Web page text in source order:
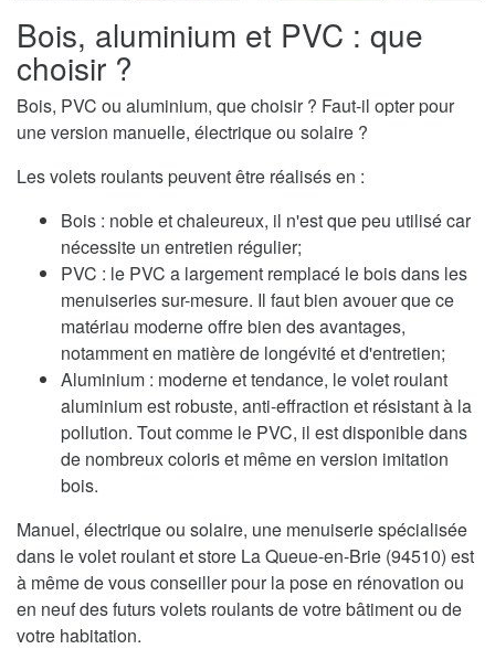
Bois, aluminium et PVC : que
choisir ?
Bois, PVC ou aluminium, que choisir ? Faut-il opter pour
une version manuelle, électrique ou solaire ?
Les volets roulants peuvent être réalisés en :
Bois : noble et chaleureux, il n'est que peu utilisé car
nécessite un entretien régulier;
PVC : le PVC a largement remplacé le bois dans les
menuiseries sur-mesure. Il faut bien avouer que ce
matériau moderne offre bien des avantages,
notamment en matière de longévité et d'entretien;
Aluminium : moderne et tendance, le volet roulant
aluminium est robuste, anti-effraction et résistant à la
pollution. Tout comme le PVC, il est disponible dans
de nombreux coloris et même en version imitation
bois.
Manuel, électrique ou solaire, une menuiserie spécialisée
dans le volet roulant et store La Queue-en-Brie (94510) est
à même de vous conseiller pour la pose en rénovation ou
en neuf des futurs volets roulants de votre bâtiment ou de
votre habitation.